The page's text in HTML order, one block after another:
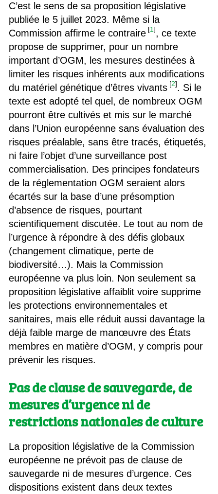
C’est le sens de sa proposition législative
publiée le 5 juillet 2023. Même si la
Commission affirme le contraire [1], ce texte
propose de supprimer, pour un nombre
important d’OGM, les mesures destinées à
limiter les risques inhérents aux modifications
du matériel génétique d’êtres vivants [2]. Si le
texte est adopté tel quel, de nombreux OGM
pourront être cultivés et mis sur le marché
dans l’Union européenne sans évaluation des
risques préalable, sans être tracés, étiquetés,
ni faire l’objet d’une surveillance post
commercialisation. Des principes fondateurs
de la réglementation OGM seraient alors
écartés sur la base d’une présomption
d’absence de risques, pourtant
scientifiquement discutée. Le tout au nom de
l’urgence à répondre à des défis globaux
(changement climatique, perte de
biodiversité…). Mais la Commission
européenne va plus loin. Non seulement sa
proposition législative affaiblit voire supprime
les protections environnementales et
sanitaires, mais elle réduit aussi davantage la
déjà faible marge de manœuvre des États
membres en matière d’OGM, y compris pour
prévenir les risques.
Pas de clause de sauvegarde, de
mesures d’urgence ni de
restrictions nationales de culture
La proposition législative de la Commission
européenne ne prévoit pas de clause de
sauvegarde ni de mesures d’urgence. Ces
dispositions existent dans deux textes